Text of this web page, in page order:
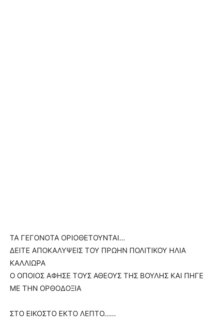
ΤΑ ΓΕΓΟΝΟΤΑ ΟΡΙΟΘΕΤΟΥΝΤΑΙ…
ΔΕΙΤΕ ΑΠΟΚΑΛΥΨΕΙΣ ΤΟΥ ΠΡΩΗΝ ΠΟΛΙΤΙΚΟΥ ΗΛΙΑ
ΚΑΛΛΙΩΡΑ
Ο ΟΠΟΙΟΣ ΑΦΗΣΕ ΤΟΥΣ ΑΘΕΟΥΣ ΤΗΣ ΒΟΥΛΗΣ ΚΑΙ ΠΗΓΕ
ΜΕ ΤΗΝ ΟΡΘΟΔΟΞΙΑ
ΣΤΟ ΕΙΚΟΣΤΟ ΕΚΤΟ ΛΕΠΤΟ……